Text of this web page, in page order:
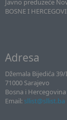
Javno preduzeće
BOSNE I
Adresa
Džemala Bijedića
71000 Sarajevo
Bosna i Hercegovina
Email: sllist@sllist.ba